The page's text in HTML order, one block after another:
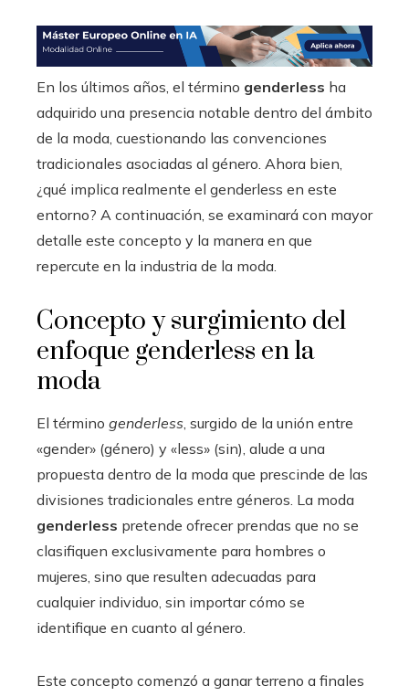
En los últimos años, el término genderless ha
adquirido una presencia notable dentro del ámbito
de la moda, cuestionando las convenciones
tradicionales asociadas al género. Ahora bien,
¿qué implica realmente el genderless en este
entorno? A continuación, se examinará con mayor
detalle este concepto y la manera en que
repercute en la industria de la moda.
Concepto y surgimiento del
enfoque genderless en la
moda
El término genderless, surgido de la unión entre
«gender» (género) y «less» (sin), alude a una
propuesta dentro de la moda que prescinde de las
divisiones tradicionales entre géneros. La moda
genderless pretende ofrecer prendas que no se
clasifiquen exclusivamente para hombres o
mujeres, sino que resulten adecuadas para
cualquier individuo, sin importar cómo se
identifique en cuanto al género.
Este concepto comenzó a ganar terreno a finales